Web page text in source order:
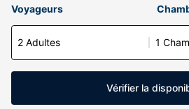
Voyageurs
2 Adultes 1
Vérifier la